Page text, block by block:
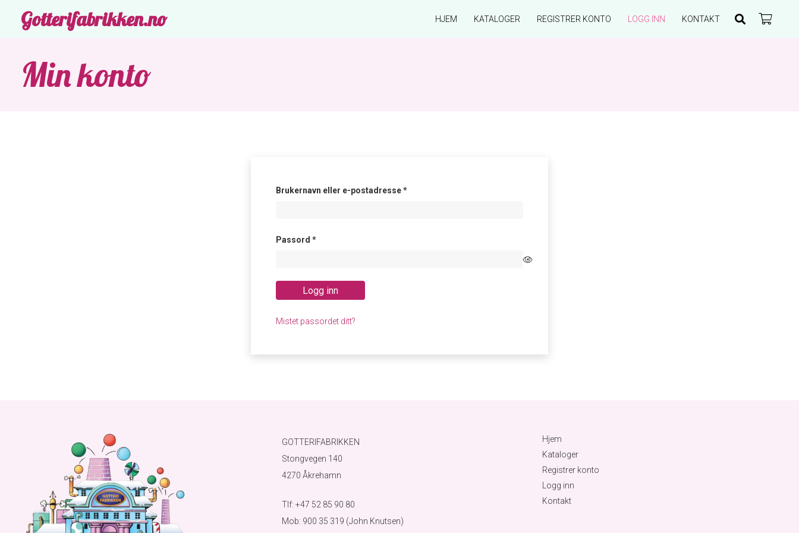
Gotterifabrikken.no HJEM KATALOGER REGISTRER KONTO LOGG INN KONTAKT
Min konto
Brukernavn eller e-postadresse*Påkrevd
Passord *Påkrevd
Logg inn
Mistet passordet ditt?
GOTTERIFABRIKKEN
Stongvegen 140
4270 Åkrehamn
Tlf: +47 52 85 90 80
Mob: 900 35 319 (John Knutsen)
Hjem
Kataloger
Registrer konto
Logg inn
Kontakt